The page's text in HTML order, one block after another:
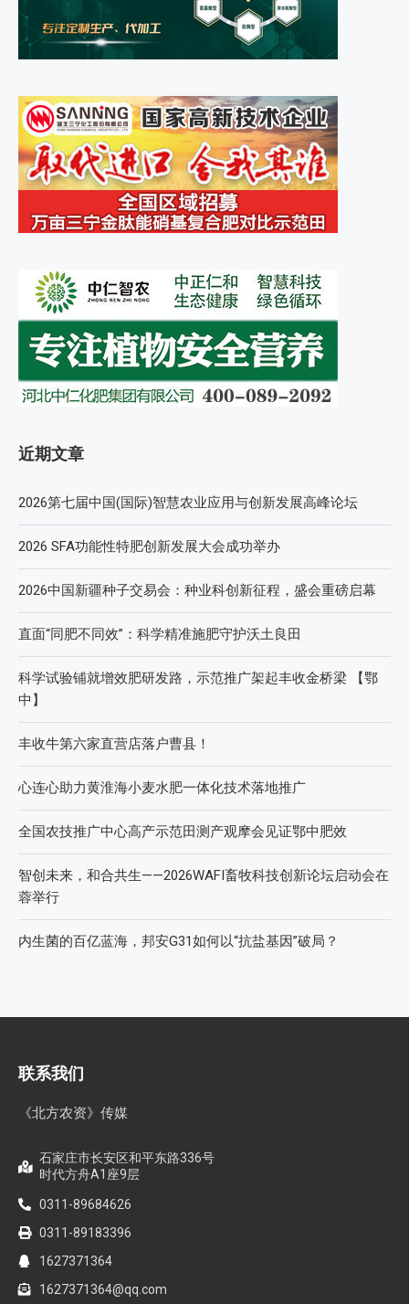
近期文章
2026第七届中国(国际)智慧农业应用与创新发展高峰论坛
2026 SFA功能性特肥创新发展大会成功举办
2026中国新疆种子交易会：种业科创新征程，盛会重磅启幕
直面“同肥不同效”：科学精准施肥守护沃土良田
科学试验铺就增效肥研发路，示范推广架起丰收金桥梁 【鄂
中】
丰收牛第六家直营店落户曹县！
心连心助力黄淮海小麦水肥一体化技术落地推广
全国农技推广中心高产示范田测产观摩会见证鄂中肥效
智创未来，和合共生——2026WAFI畜牧科技创新论坛启动会在
蓉举行
内生菌的百亿蓝海，邦安G31如何以“抗盐基因”破局？
联系我们
《北方农资》传媒
石家庄市长安区和平东路336号
时代方舟A1座9层
0311-89684626
0311-89183396
1627371364
1627371364@qq.com